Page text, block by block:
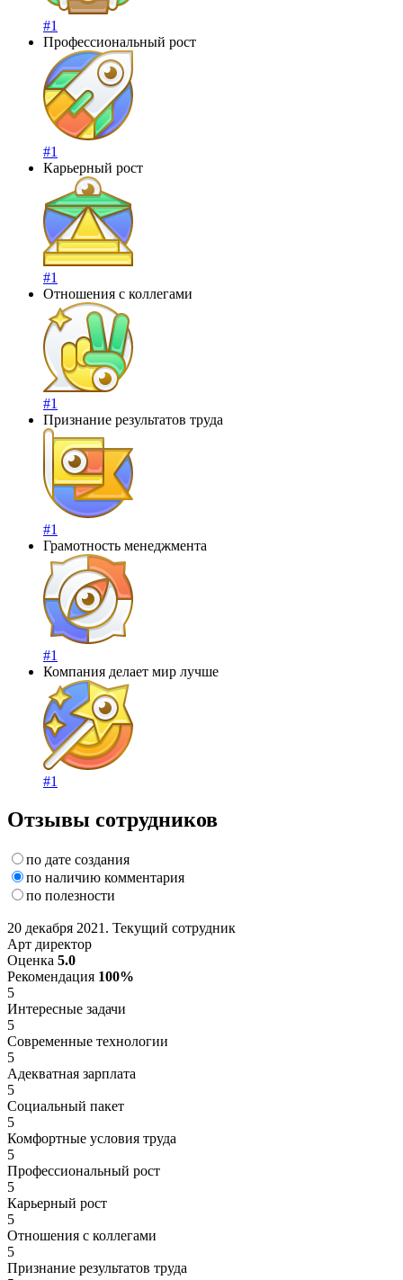
#1
Профессиональный рост
#1
Карьерный рост
#1
Отношения с коллегами
#1
Признание результатов труда
#1
Грамотность менеджмента
#1
Компания делает мир лучше
#1
Отзывы сотрудников
по дате создания
по наличию комментария
по полезности
20 декабря 2021. Текущий сотрудник
Арт директор
Оценка 5.0
Рекомендация 100%
5
Интересные задачи
5
Современные технологии
5
Адекватная зарплата
5
Социальный пакет
5
Комфортные условия труда
5
Профессиональный рост
5
Карьерный рост
5
Отношения с коллегами
5
Признание результатов труда